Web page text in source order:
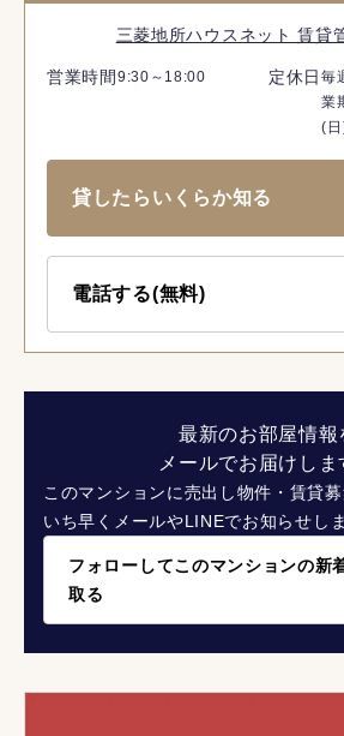
三菱地所ハウスネット 賃貸
営業時間9:30～18:00 定休日毎
業
(
貸したらいくらか知る
電話する(無料)
最新のお部屋情報
メールでお届けしま
このマンションに売出し物件・賃貸
いち早くメールやLINEでお知らせしま
フォローしてこのマンションの新
取る